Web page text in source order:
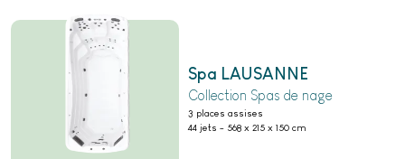
Spa LAUSANNE
Collection Spas de nage
3 places assises
44 jets - 568 x 215 x 150 cm